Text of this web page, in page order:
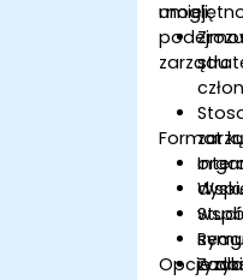
zarządu.
mogli:
Format
Opcje